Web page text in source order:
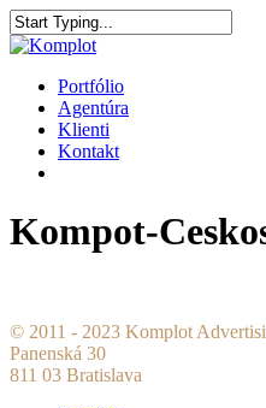
Portfólio
Agentúra
Klienti
Kontakt
Kompot-
© 2011 - 2023 Komplot
Panenská 30
811 03 Bratislava